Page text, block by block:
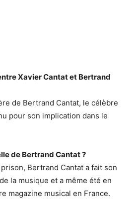
Xavier Cantat et Bertrand
de Bertrand Cantat, le célèbre
pour son implication dans le
de Bertrand Cantat ?
Bertrand Cantat a fait son
la musique et a même été en
magazine musical en France.